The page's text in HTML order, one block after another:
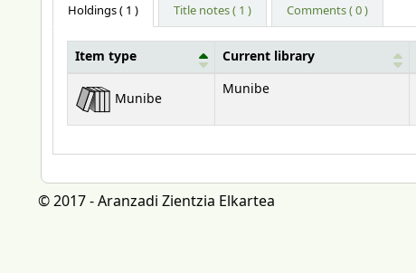
Holdings( 1 ) Title notes ( 1 ) Comments ( 0 )
Holdings
Item type Current library
Munibe
Munibe
© 2017 - Aranzadi Zientzia Elkartea